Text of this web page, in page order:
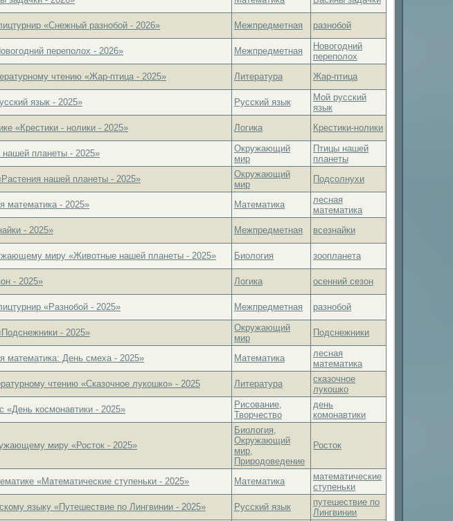
«Снежный разнобой - 2026» Межпредметная
разнобой
переполох - 2026» Межпредметная
Новогодний
переполох
чтению «Жар-птица - 2025» Литература
Жар-птица
язык - 2025» Русский язык
Мой русский
язык
«Крестики - нолики - 2025» Логика
Крестики-нолики
планеты - 2025»
Окружающий
мир
Птицы нашей
планеты
нашей планеты - 2025»
Окружающий
мир
Подсолнухи
математика - 2025» Математика
лесная
математика
- 2025» Межпредметная
всезнайки
миру «Животные нашей планеты - 2025» Биология
зоопланета
- 2025» Логика
осенний сезон
«Разнобой - 2025» Межпредметная
разнобой
- 2025»
Окружающий
мир
Подснежники
математика: День смеха - 2025» Математика
лесная
математика
чтению «Сказочное лукошко» - 2025 Литература
сказочное
лукошко
«День космонавтики - 2025»
Рисование,
Творчество
день
комонавтики
миру «Росток - 2025»
Биология,
Окружающий
мир,
Природоведение
Росток
«Математические ступеньки - 2025» Математика
математические
ступеньки
языку «Путешествие по Лингвинии - 2025» Русский язык
путешествие по
Лингвинии